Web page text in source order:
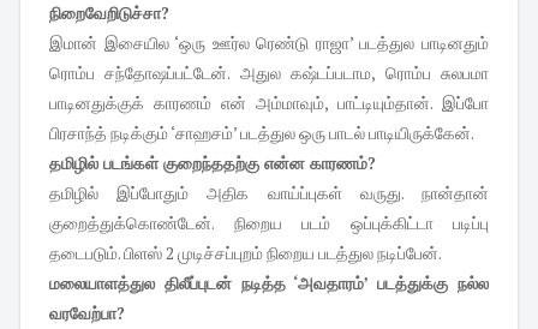
நிறைவேறிடுச்சா?
இமான் இசையில ‘ஒரு ஊர்ல ரெண்டு ராஜா’ படத்துல பாடினதும்
ரொம்ப சந்தோஷப்பட்டேன். அதுல கஷ்டப்படாம, ரொம்ப சுலபமா
பாடினதுக்குக் காரணம் என் அம்மாவும், பாட்டியும்தான். இப்போ
பிரசாந்த் நடிக்கும் ‘சாஹசம்’ படத்துல ஒரு பாடல் பாடியிருக்கேன்.
தமிழில் படங்கள் குறைந்ததற்கு என்ன காரணம்?
தமிழில் இப்போதும் அதிக வாய்ப்புகள் வருது. நான்தான்
குறைத்துக்கொண்டேன். நிறைய படம் ஒப்புக்கிட்டா படிப்பு
தடைபடும். பிளஸ் 2 முடிச்சப்புறம் நிறைய படத்துல நடிப்பேன்.
மலையாளத்துல திலீப்புடன் நடித்த ‘அவதாரம்’ படத்துக்கு நல்ல
வரவேற்பா?